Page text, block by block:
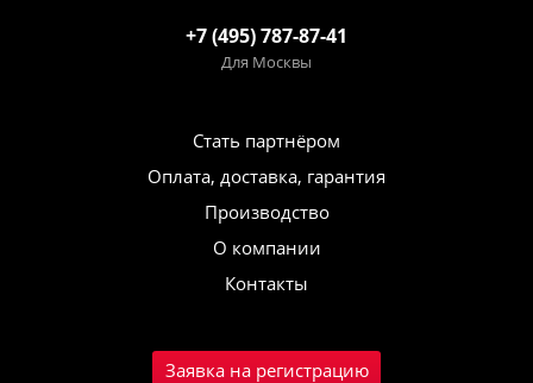
+7 (495) 787-87-41
Для Москвы
Стать партнёром
Оплата, доставка, гарантия
Производство
О компании
Контакты
Заявка на регистрацию